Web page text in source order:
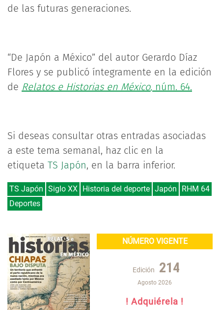
de las futuras generaciones.
“De Japón a México” del autor Gerardo Díaz
Flores y se publicó íntegramente en la edición
de Relatos e Historiasen México, núm. 64.
Si deseas consultar otras entradas asociadas
a este tema semanal, haz clic en la
etiqueta TS Japón, en la barra inferior.
TS Japón Siglo XX Historia del deporte Japón
RHM 64
Deportes
NÚMERO VIGENTE
Edición 214
Agosto 2026
! Adquiérela !